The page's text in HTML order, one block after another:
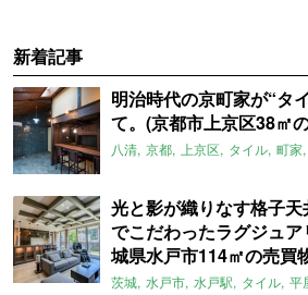
新着記事
明治時代の京町家が“タ
て。(京都市上京区38㎡
八清 京都 上京区 タイル 町家
光と影が織りなす格子
でこだわったラグジュ
城県水戸市114㎡の売買
茨城 水戸市 水戸駅 タイル 平